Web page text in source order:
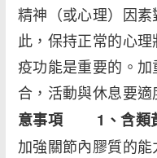
精神（或心理）因
此，保持正常的心
疫功能是重要的。
合，活動與休息
意事項
1 、含
加強關節內膠質的